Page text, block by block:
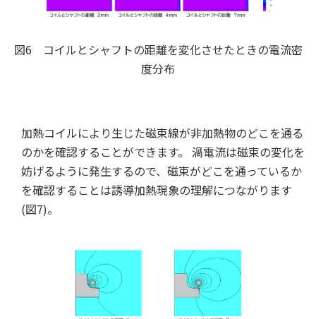
図6 コイルとシャフトの距離を変化させたときの電流密
度分布
加熱コイルにより生じた磁束線が非加熱物のどこを通る
のかを確認することができます。 渦電流は磁束の変化を
妨げるように発生するので、磁束がどこを通っているか
を確認することは誘導加熱現象の理解につながります
(図7)。